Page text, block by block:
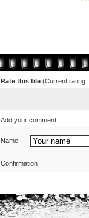
Rate this file (Current rating
Add your comment
Name
Confirmation